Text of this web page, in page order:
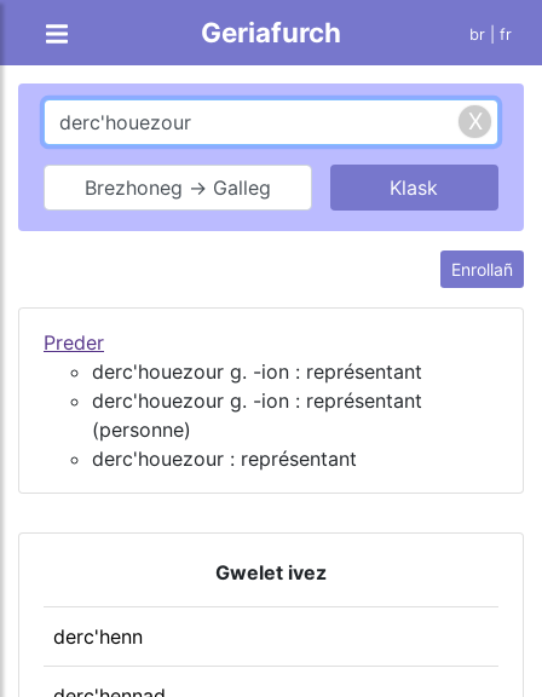
Geriafurch br | fr
Brezhoneg → Galleg
Enrollañ
Preder
derc'houezour g. -ion : représentant
derc'houezour g. -ion : représentant
(personne)
derc'houezour : représentant
Gwelet ivez
derc'henn